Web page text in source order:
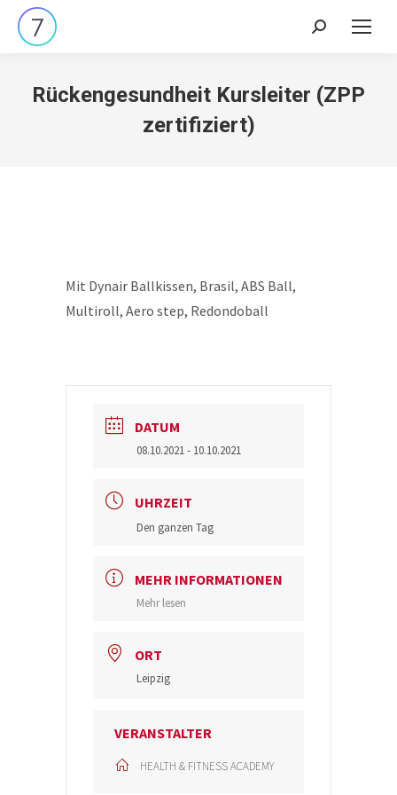
Search:
Rückengesundheit Kursleiter (ZPP
zertifiziert)
Mit Dynair Ballkissen, Brasil, ABS Ball,
Multiroll, Aero step, Redondoball
DATUM
08.10.2021- 10.10.2021
UHRZEIT
Den ganzen Tag
MEHR INFORMATIONEN
Mehr lesen
ORT
Leipzig
VERANSTALTER
HEALTH & FITNESS ACADEMY